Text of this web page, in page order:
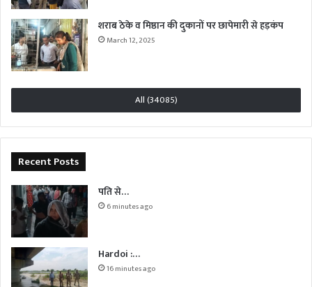
शराब ठेके व मिष्ठान की दुकानों पर छापेमारी से हड़कंप
March 12, 2025
All (34085)
Recent Posts
पति से…
6 minutes ago
Hardoi :…
16 minutes ago